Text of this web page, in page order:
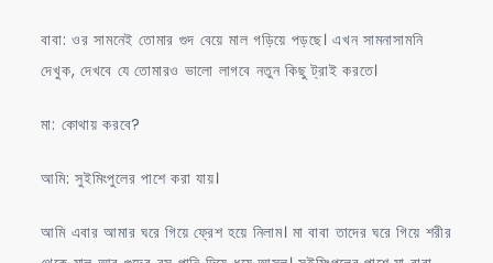
বাবা: ওর সামনেই তোমার গুদ বেয়ে মাল গড়িয়ে পড়ছে। এখন সামনাসামনি
দেখুক, দেখবে যে তোমারও ভালো লাগবে নতুন কিছু ট্রাই করতে।
মা: কোথায় করবে?
আমি: সুইমিংপুলের পাশে করা যায়।
আমি এবার আমার ঘরে গিয়ে ফ্রেশ হয়ে নিলাম। মা বাবা তাদের ঘরে গিয়ে শরীর